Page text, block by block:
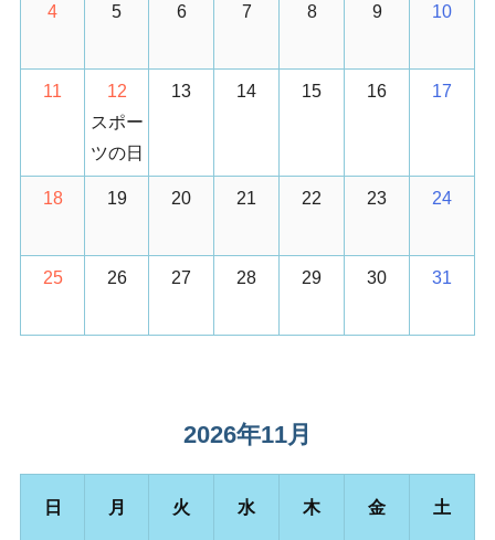
4 5 6 7 8 9 10
11
12
スポー
ツの日
13 14 15 16 17
18 19 20 21 22 23 24
25 26 27 28 29 30 31
2026年11月
日 月 火 水 木 金 土